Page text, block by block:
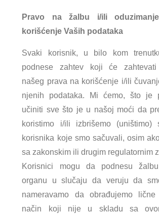
Pravo na žalbu i/ili
korišćenje Vaših podataka
Svaki korisnik, u bilo kom
podnese zahtev koji će zahtevati
našeg prava na korišćenje i/ili
njenih podataka. Mi ćemo, što je
učiniti sve što je u našoj moći da
koristimo i/ili izbrišemo (uništimo)
korisnika koje smo sačuvali, osim
sa zakonskim ili drugim regulatornim
Korisnici mogu da podnesu
organu u slučaju da veruju da
nameravamo da obrađujemo
način koji nije u skladu sa